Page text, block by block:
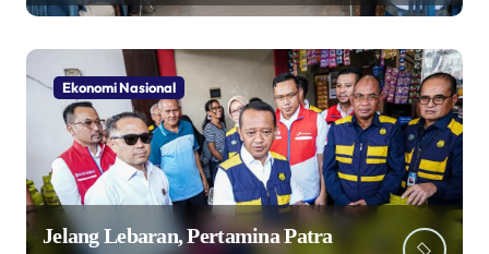
Ekonomi Nasional
Jelang Lebaran, Pertamina Patra